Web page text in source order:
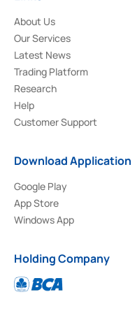
About Us
Our Services
Latest News
Trading Platform
Research
Help
Customer Support
Download Application
Google Play
App Store
Windows App
Holding Company